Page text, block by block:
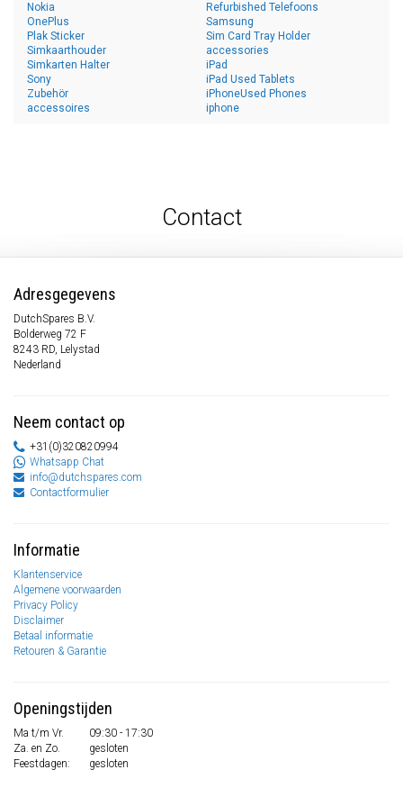
Nokia
OnePlus
Plak Sticker
Refurbished Telefoons
Samsung
Sim Card Tray Holder
Simkaarthouder
Simkarten Halter
Sony
Zubehör
accessoires
accessories
iPad
iPad Used Tablets
iPhoneUsed Phones
iphone
Contact
Adresgegevens
DutchSpares B.V.
Bolderweg 72 F
8243 RD, Lelystad
Nederland
Neem contact op
+31(0)320820994
Whatsapp Chat
info@dutchspares.com
Contactformulier
Informatie
Klantenservice
Algemene voorwaarden
Privacy Policy
Disclaimer
Betaal informatie
Retouren & Garantie
Openingstijden
Ma t/m Vr.
09:30 - 17:30
Za. en Zo.
gesloten
Feestdagen:
gesloten